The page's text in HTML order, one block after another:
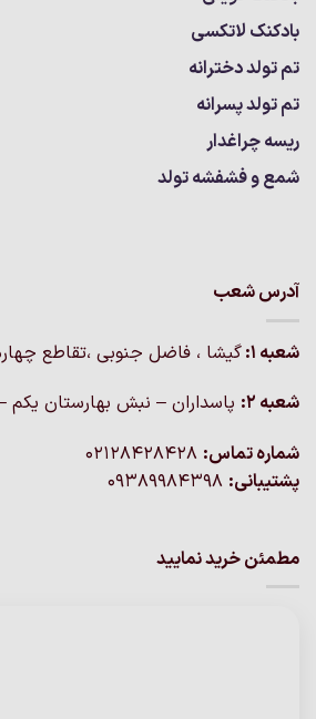
بادکنک لاتکسی
تم تولد دخترانه
تم تولد پسرانه
ریسه چراغدار
شمع و فشفشه تولد
آدرس شعب
شعبه 1:
گيشا ، فاضل جنوبی ،تقاطع چهارم،
شعبه 2:
پاسداران – نبش بهارستان یکم –
شماره تماس:
پشتیبانی:
مطمئن خرید نمایید